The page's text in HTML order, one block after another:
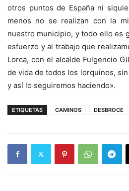
otros puntos de España ni
menos no se realizan con la
nuestro municipio, y todo ello es
esfuerzo y al trabajo que
Lorca, con el alcalde Fulgencio
de vida de todos los lorquinos,
y así lo seguiremos haciendo».
ETIQUETAS CAMINOS DESBROCE